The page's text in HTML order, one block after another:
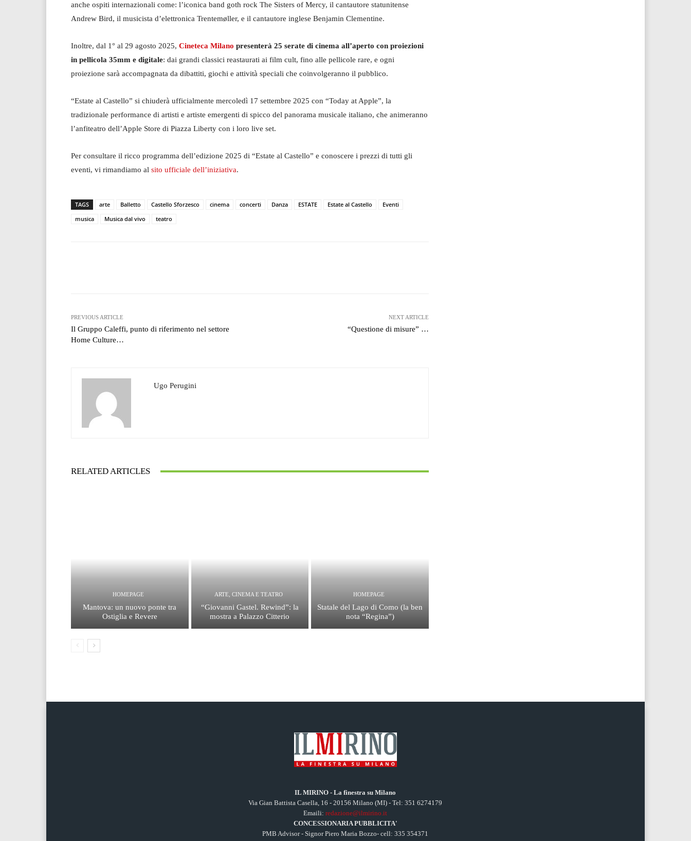
anche ospiti internazionali come: l’iconica band goth rock The Sisters of Mercy, il cantautore statunitense
Andrew Bird, il musicista d’elettronica Trentemøller, e il cantautore inglese Benjamin Clementine.
Inoltre, dal 1° al 29 agosto 2025, Cineteca Milano presenterà 25 serate di cinema all’aperto con proiezioni
in pellicola 35mm e digitale: dai grandi classici reastaurati ai film cult, fino alle pellicole rare, e ogni
proiezione sarà accompagnata da dibattiti, giochi e attività speciali che coinvolgeranno il pubblico.
“Estate al Castello” si chiuderà ufficialmente mercoledì 17 settembre 2025 con “Today at Apple”, la
tradizionale performance di artisti e artiste emergenti di spicco del panorama musicale italiano, che animeranno
l’anfiteatro dell’Apple Store di Piazza Liberty con i loro live set.
Per consultare il ricco programma dell’edizione 2025 di “Estate al Castello” e conoscere i prezzi di tutti gli
eventi, vi rimandiamo al sito ufficiale dell’iniziativa.
TAGS arte Balletto Castello Sforzesco cinema concerti Danza ESTATE Estate al Castello
Eventi
musica
Musica dal vivo teatro
PREVIOUS ARTICLE
Il Gruppo Caleffi, punto di riferimento nel settore
Home Culture…
NEXT ARTICLE
“Questione di misure” …
Ugo Perugini
RELATED ARTICLES
HOMEPAGE
Mantova: un nuovo ponte tra
Ostiglia e Revere
ARTE, CINEMA E TEATRO
“Giovanni Gastel. Rewind”: la
mostra a Palazzo Citterio
HOMEPAGE
Statale del Lago di Como (la ben
nota “Regina”)
IL MIRINO - La finestra su Milano
Via Gian Battista Casella, 16 - 20156 Milano (MI) - Tel: 351 6274179
Emaili:redazione@ilmirino.it
CONCESSIONARIA PUBBLICITA'
PMB Advisor - Signor Piero Maria Bozzo- cell: 335 354371